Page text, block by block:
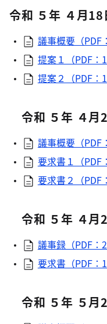
令和 ５年 ４月
議事概要（PDF
提案１（PDF：
提案２（PDF：
令和 ５年 ４月
議事概要（PDF
要求書１（PDF
要求書２（PDF
令和 ５年 ４月
議事録（PDF：
要求書（PDF：
令和 ５年 ５月